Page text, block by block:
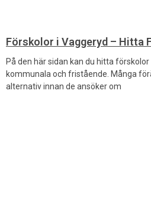
Förskolor i Vaggeryd – Hitta
På den här sidan kan du hitta
kommunala och fristående. Många
alternativ innan de ansöker om